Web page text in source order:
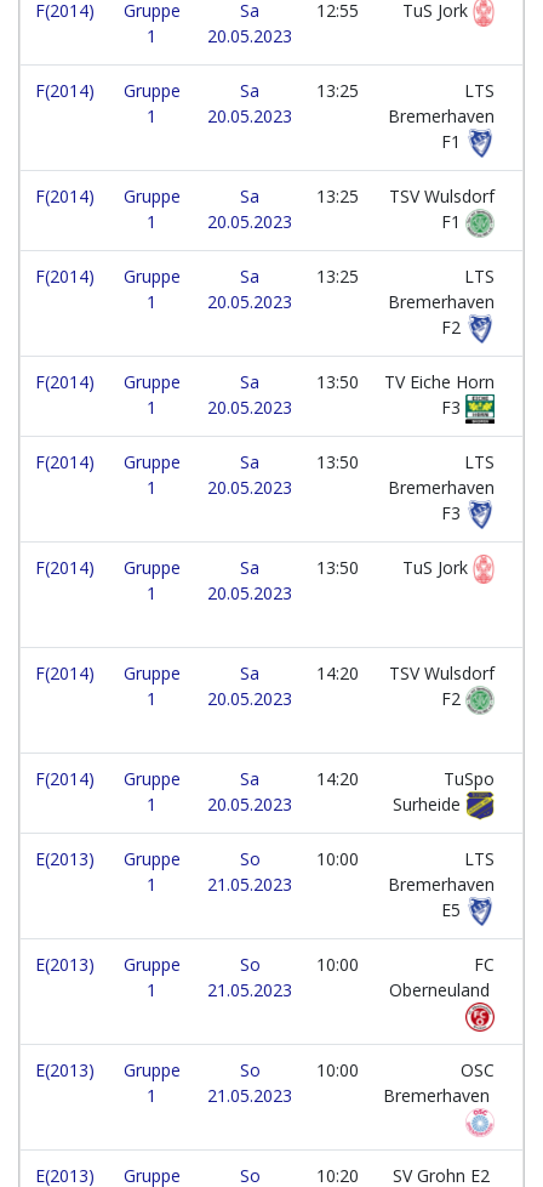
F(2014)
Gruppe
1
Sa
20.05.2023
12:55 TuS Jork
F(2014)
Gruppe
1
Sa
20.05.2023
13:25
LTS
Bremerhaven
F1
F(2014)
Gruppe
1
Sa
20.05.2023
13:25
TSV Wulsdorf
F1
F(2014)
Gruppe
1
Sa
20.05.2023
13:25
LTS
Bremerhaven
F2
F(2014)
Gruppe
1
Sa
20.05.2023
13:50
TV Eiche Horn
F3
F(2014)
Gruppe
1
Sa
20.05.2023
13:50
LTS
Bremerhaven
F3
F(2014)
Gruppe
1
Sa
20.05.2023
13:50 TuS Jork
F(2014)
Gruppe
1
Sa
20.05.2023
14:20
TSV Wulsdorf
F2
F(2014)
Gruppe
1
Sa
20.05.2023
14:20
TuSpo
Surheide
E(2013)
Gruppe
1
So
21.05.2023
10:00
LTS
Bremerhaven
E5
E(2013)
Gruppe
1
So
21.05.2023
10:00
FC
Oberneuland
E(2013)
Gruppe
1
So
21.05.2023
10:00
OSC
Bremerhaven
E(2013)
Gruppe
So
10:20 SV Grohn E2